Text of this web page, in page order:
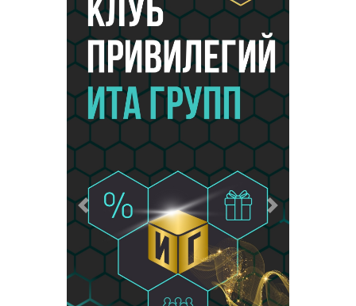
Предыдущий Следующий